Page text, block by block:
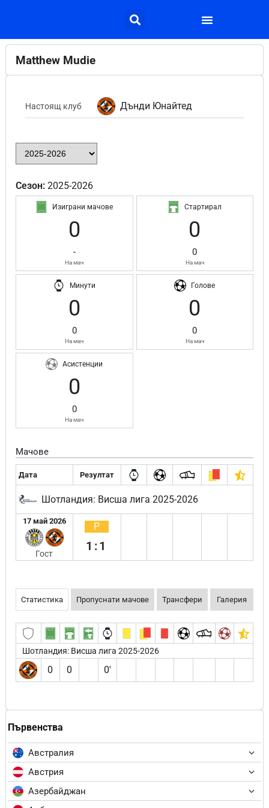
Първенства
Австралия
Австрия
Азербайджан
Matthew Mudie
Настоящ клуб Дънди Юнайтед
Сезон: 2025-2026
Изиграни мачове
0
-
На мач
Стартирал
0
0
На мач
Минути
0
0
На мач
Голове
0
0
На мач
Асистенции
0
0
На мач
Мачове
Дата Резултат
Шотландия: Висша лига 2025-2026
17 май 2026
Гост
Р
1:1
Статистика Пропуснати мачове Трансфери Галерия
Шотландия: Висша лига 2025-2026
0 0 0′